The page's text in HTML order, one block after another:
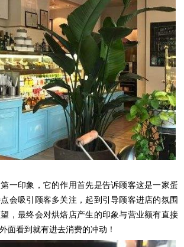
一印象，它的作用首先是告诉顾客这是一家蛋
会吸引顾客多关注，起到引导顾客进店的氛围
，最终会对烘焙店产生的印象与营业额有直接
面看到就有进去消费的冲动！